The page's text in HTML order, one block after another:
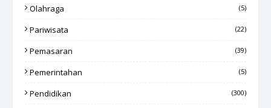
Olahraga (5)
Pariwisata (22)
Pemasaran (39)
Pemerintahan (5)
Pendidikan (300)